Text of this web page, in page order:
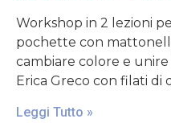
Workshop in 2 lezioni
pochette con
cambiare colore e
Erica Greco con filati di
Leggi Tutto »